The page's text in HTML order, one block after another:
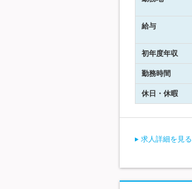
給与
初年度年収
勤務時間
休日・休暇
求人詳細を見る